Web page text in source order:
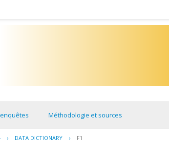
Méthodologie et sources
› DATA DICTIONARY › F1